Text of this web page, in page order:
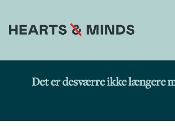
Det er desværre ikke længere